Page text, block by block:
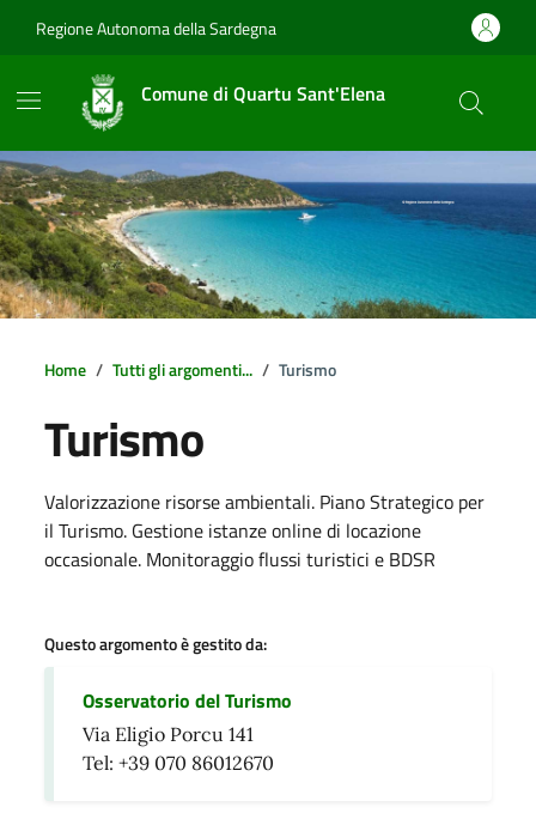
Regione Autonoma della Sardegna
Comune di Quartu Sant'Elena
Home Tutti gli argomenti... Turismo
Turismo
Dettagli della notizia
Valorizzazione risorse ambientali. Piano Strategico per
il Turismo. Gestione istanze online di locazione
occasionale. Monitoraggio flussi turistici e BDSR
Questo argomento è gestito da:
Osservatorio del Turismo
Via Eligio Porcu 141
Tel: +39 070 86012670